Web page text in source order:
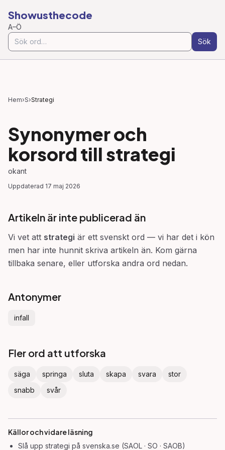
Showusthecode
A–Ö
Sök
Hem›S›Strategi
Synonymer och
korsord till strategi
okant
Uppdaterad 17 maj 2026
Artikeln är inte publicerad än
Vi vet att strategi är ett svenskt ord — vi har det i kön
men har inte hunnit skriva artikeln än. Kom gärna
tillbaka senare, eller utforska andra ord nedan.
Antonymer
infall
Fler ord att utforska
säga springa sluta skapa svara
stor
snabb
svår
Källor och vidare läsning
Slå upp strategi på svenska.se (SAOL · SO · SAOB)